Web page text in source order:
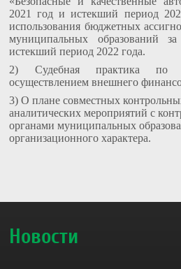
2021 год и истекший период
использования бюджетных
муниципальных образований
истекший период 2022 года.
2) Судебная практика по
осуществлением внешнего
3) О плане совместных
аналитических мероприятий с
органами муниципальных
организационного характера.
Новости